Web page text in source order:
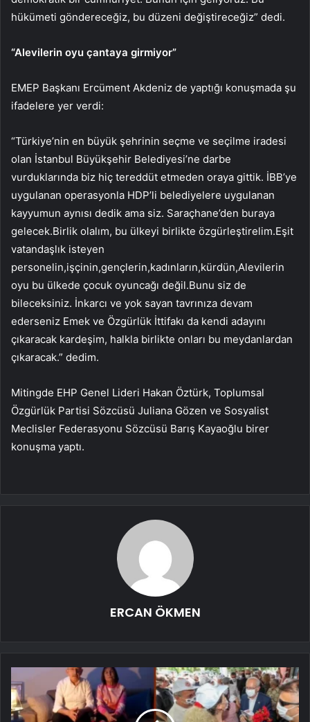
hükümeti göndereceğiz, bu düzeni değiştireceğiz” dedi.
“Alevilerin oyu çantaya girmiyor”
EMEP Başkanı Ercüment Akdeniz de yaptığı konuşmada şu
ifadelere yer verdi:
“Türkiye’nin en büyük şehrinin seçme ve seçilme iradesi
olan İstanbul Büyükşehir Belediyesi’ne darbe
vurduklarında biz hiç tereddüt etmeden oraya gittik. İBB’ye
uygulanan operasyonla HDP’li belediyelere uygulanan
kayyumun aynısı dedik ama siz. Saraçhane’den buraya
gelecek.Birlik olalım, bu ülkeyi birlikte özgürleştirelim.Eşit
vatandaşlık isteyen
personelin,işçinin,gençlerin,kadınların,kürdün,Alevilerin
oyu bu ülkede çocuk oyuncağı değil.Bunu siz de
bileceksiniz. İnkarcı ve yok sayan tavrınıza devam
ederseniz Emek ve Özgürlük İttifakı da kendi adayını
çıkaracak kardeşim, halkla birlikte onları bu meydanlardan
çıkaracak.” dedim.
Mitingde EHP Genel Lideri Hakan Öztürk, Toplumsal
Özgürlük Partisi Sözcüsü Juliana Gözen ve Sosyalist
Meclisler Federasyonu Sözcüsü Barış Kayaoğlu birer
konuşma yaptı.
ERCAN ÖKMEN